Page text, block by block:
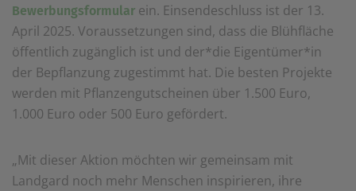
Bewerbungsformular ein. Einsendeschluss ist der 13.
April 2025. Voraussetzungen sind, dass die Blühfläche
öffentlich zugänglich ist und der*die Eigentümer*in
der Bepflanzung zugestimmt hat. Die besten Projekte
werden mit Pflanzengutscheinen über 1.500 Euro,
1.000 Euro oder 500 Euro gefördert.
„Mit dieser Aktion möchten wir gemeinsam mit
Landgard noch mehr Menschen inspirieren, ihre